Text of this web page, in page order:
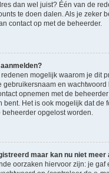
dan wel juist? Één van de
te doen dalen. Als je zeker
contact op met de beheerder.
mogelijk waarom je dit
gebruikersnaam en wachtwoord
opnemen met de
bent. Het is ook mogelijk dat de
beheerder opgelost worden.
maar kan nu niet meer
oorzaken hiervoor zijn: je gaf